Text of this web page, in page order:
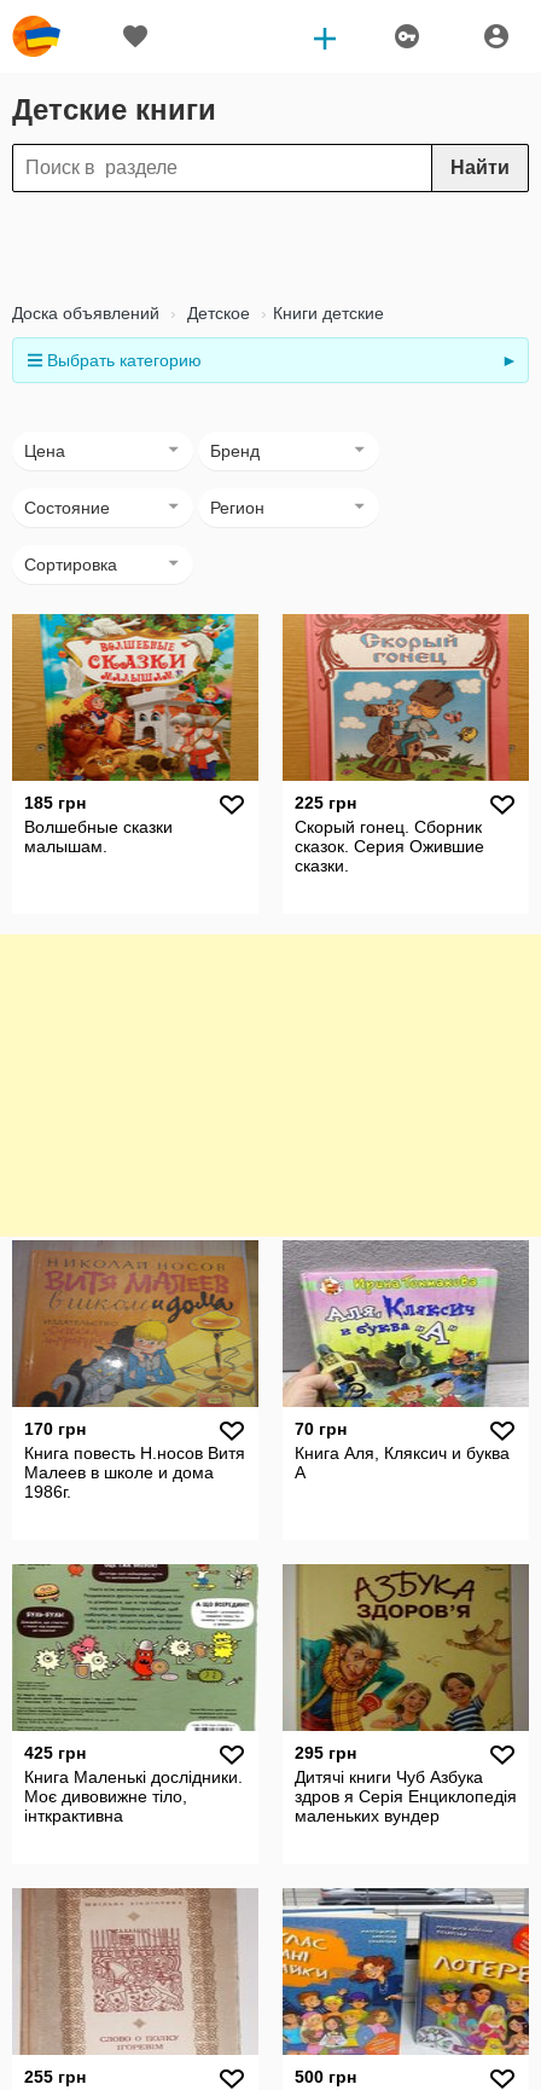
Детские книги
Найти
Доска объявлений Детское Книги детские
Выбрать категорию ►
Цена Бренд
Состояние Регион
Сортировка
185 грн
Волшебные сказки
малышам.
225 грн
Скорый гонец. Сборник
сказок. Серия Ожившие
сказки.
170 грн
Книга повесть Н.носов Витя
Малеев в школе и дома
1986г.
70 грн
Книга Аля, Кляксич и буква
А
425 грн
Книга Маленькі дослідники.
Моє дивовижне тіло,
інткрактивна
295 грн
Дитячі книги Чуб Азбука
здров я Серія Енциклопедія
маленьких вундер
255 грн
500 грн